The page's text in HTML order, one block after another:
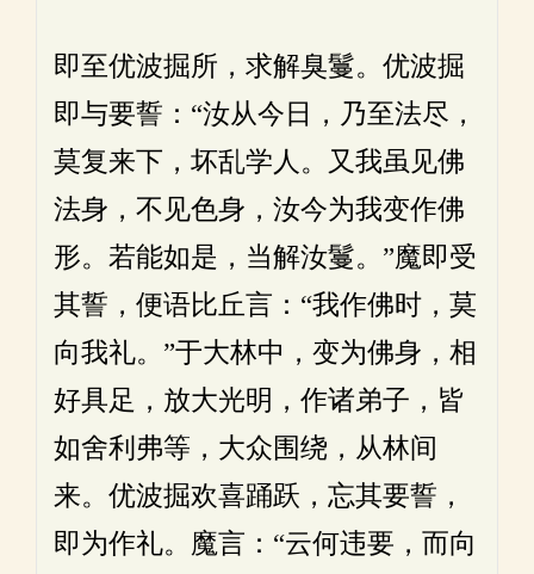
即至优波掘所，求解臭鬘。优波掘
即与要誓：“汝从今日，乃至法尽，
莫复来下，坏乱学人。又我虽见佛
法身，不见色身，汝今为我变作佛
形。若能如是，当解汝鬘。”魔即受
其誓，便语比丘言：“我作佛时，莫
向我礼。”于大林中，变为佛身，相
好具足，放大光明，作诸弟子，皆
如舍利弗等，大众围绕，从林间
来。优波掘欢喜踊跃，忘其要誓，
即为作礼。魔言：“云何违要，而向